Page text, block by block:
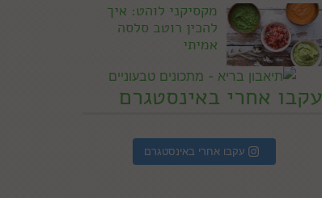
מקסיקני לוהט: איך
להכין רוטב סלסה
אמיתי
עקבו אחרי באינסטגרם
עקבו אחרי באינסטגרם